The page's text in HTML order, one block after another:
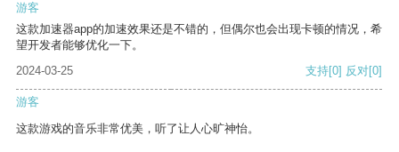
游客
这款加速器app的加速效果还是不错的，但偶尔也会出现卡顿的情况，希
望开发者能够优化一下。
2024-03-25
支持[0] 反对[0]
游客
这款游戏的音乐非常优美，听了让人心旷神怡。